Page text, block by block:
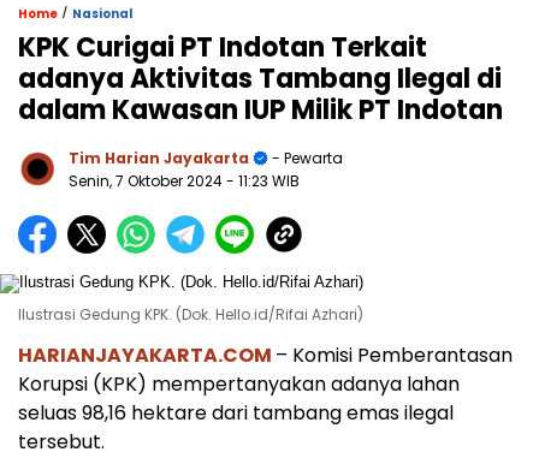
Home / Nasional
KPK Curigai PT Indotan Terkait
adanya Aktivitas Tambang Ilegal di
dalam Kawasan IUP Milik PT Indotan
Tim Harian Jayakarta
- Pewarta
Senin, 7 Oktober 2024- 11:23 WIB
Ilustrasi Gedung KPK. (Dok. Hello.id/Rifai Azhari)
HARIANJAYAKARTA.COM – Komisi Pemberantasan
Korupsi (KPK) mempertanyakan adanya lahan
seluas 98,16 hektare dari tambang emas ilegal
tersebut.